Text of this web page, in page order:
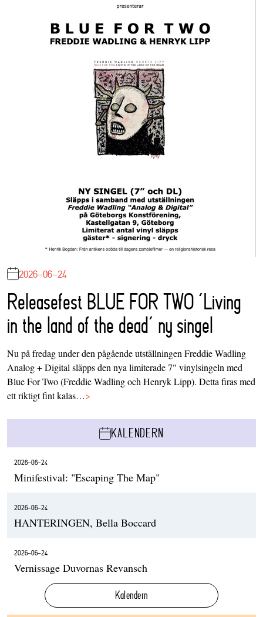
2026-06-24
Releasefest BLUE FOR TWO ‘Living
in the land of the dead’ ny singel
Nu på fredag under den pågående utställningen Freddie Wadling
Analog + Digital släpps den nya limiterade 7" vinylsingeln med
Blue For Two (Freddie Wadling och Henryk Lipp). Detta firas med
ett riktigt fint kalas…>
KALENDERN
2026-06-24
Minifestival: "Escaping The Map"
2026-06-24
HANTERINGEN, Bella Boccard
2026-06-24
Vernissage Duvornas Revansch
Kalendern